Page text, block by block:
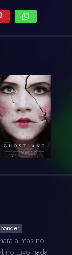
a mas no
no tuvo nada